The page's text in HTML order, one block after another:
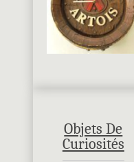
Objets De
Curiosités